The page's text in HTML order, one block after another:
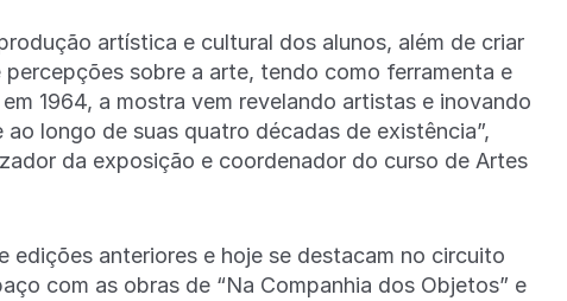
artística e cultural dos alunos, além de criar
sobre a arte, tendo como ferramenta e
1964, a mostra vem revelando artistas e inovando
longo de suas quatro décadas de existência”,
da exposição e coordenador do curso de Artes
edições anteriores e hoje se destacam no circuito
com as obras de “Na Companhia dos Objetos” e